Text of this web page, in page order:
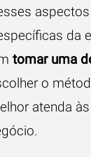
da
tomar uma
o
atenda